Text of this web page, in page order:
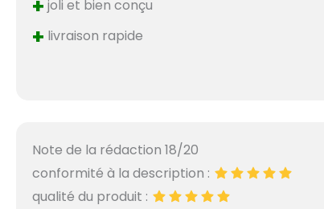
+ joli et bien conçu
+ livraison rapide
Note de la rédaction 18/20
conformité à la description :
qualité du produit :